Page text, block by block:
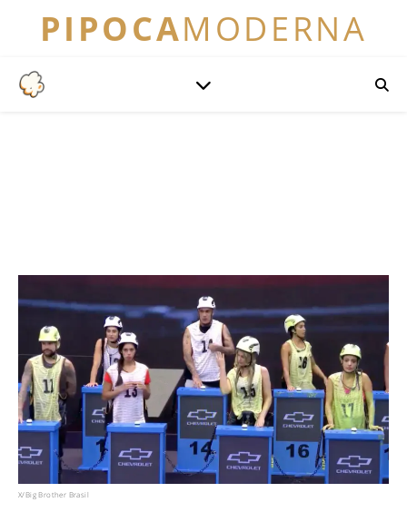
PIPOCAMODERNA
X/Big Brother Brasil